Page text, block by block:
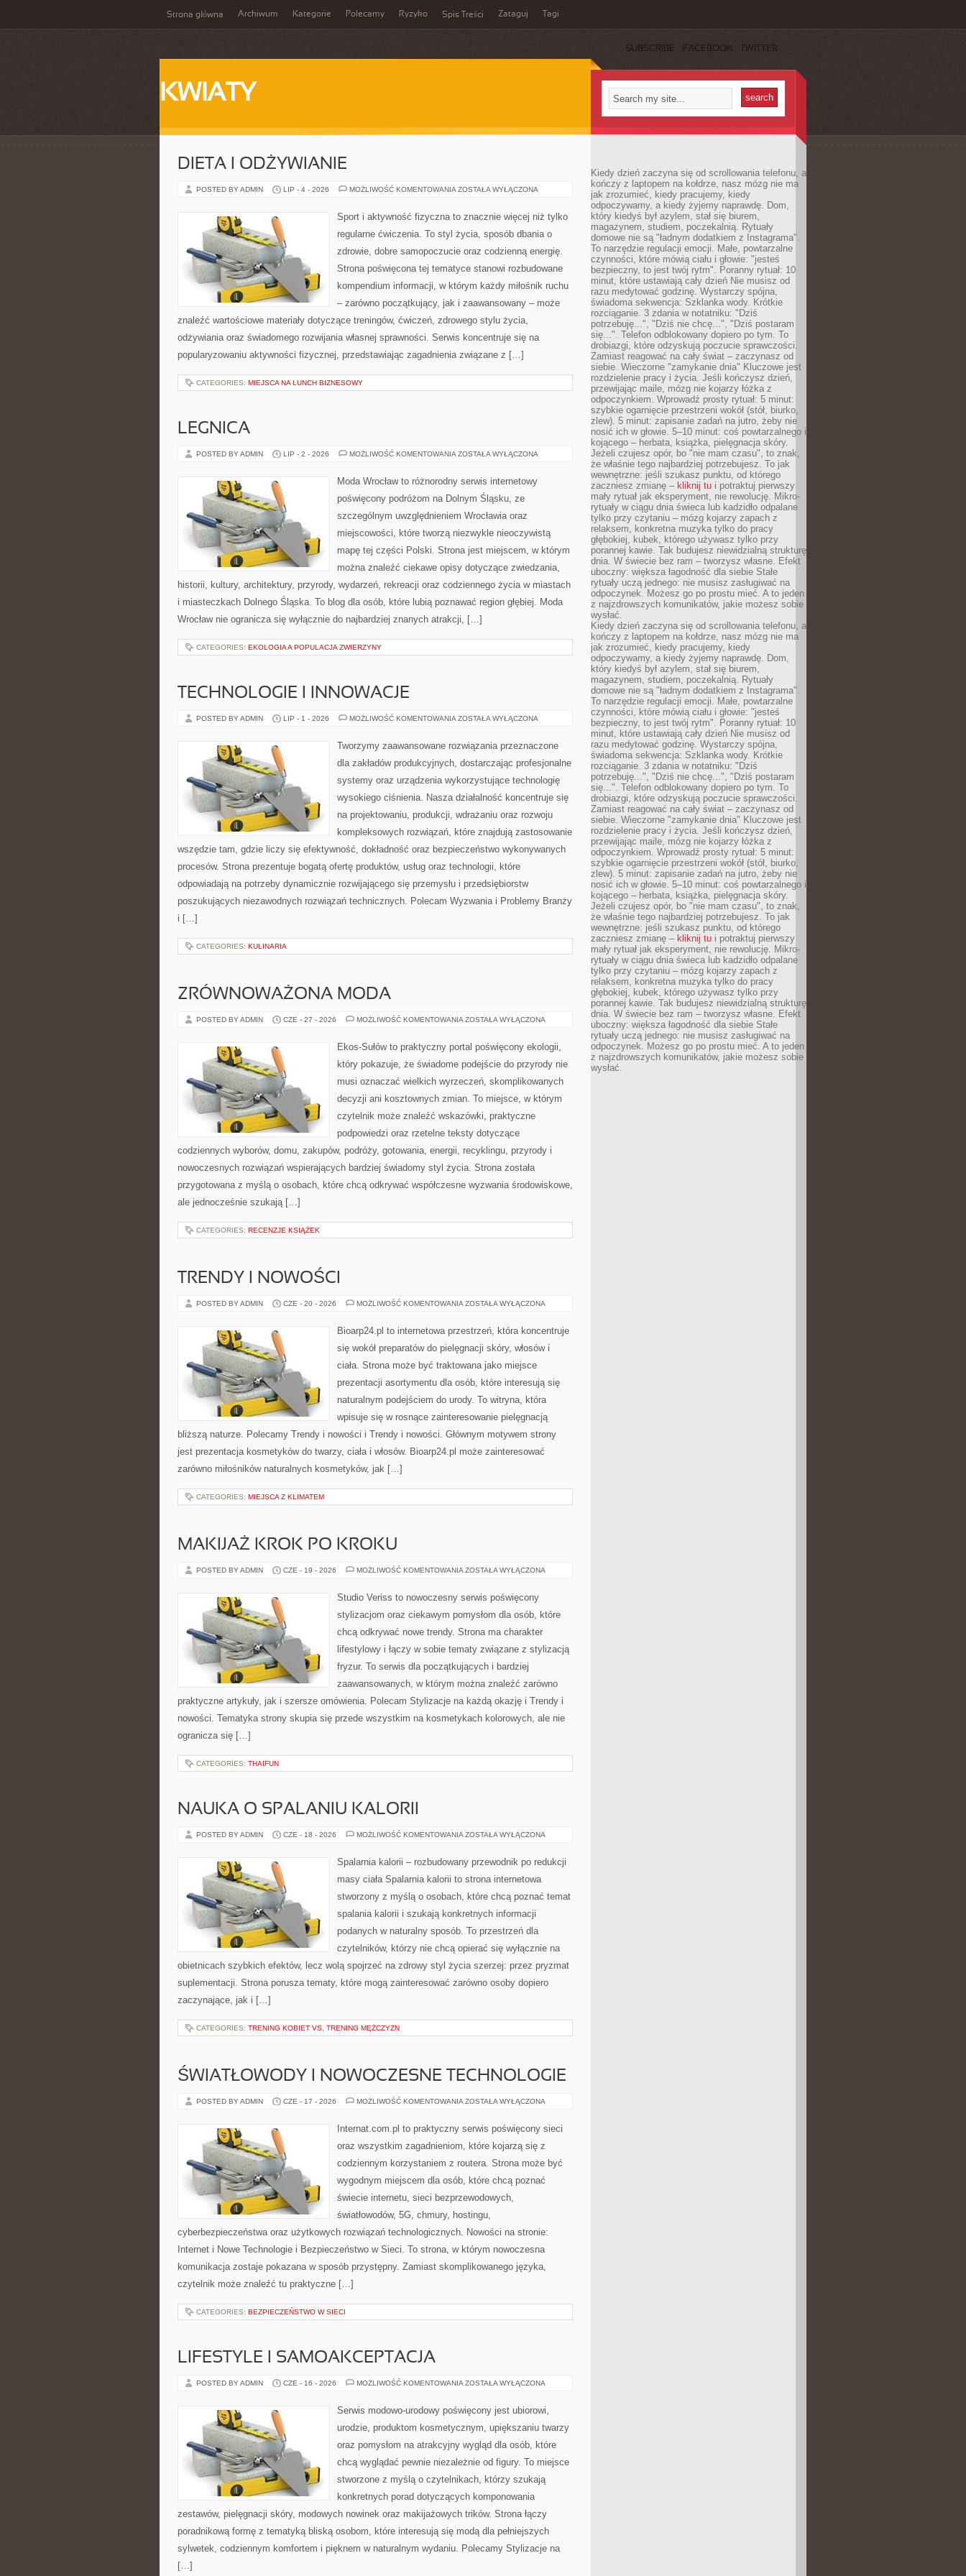
Strona główna Archiwum Kategorie Polecamy Ryzyko Spis Treści Zataguj Tagi
SUBSCRIBE FACEBOOK TWITTER
KWIATY
DIETA I ODŻYWIANIE
POSTED BY ADMIN LIP - 4 - 2026 MOŻLIWOŚĆ KOMENTOWANIA DIETA
ZOSTAŁA WYŁĄCZONA
Sport i aktywność fizyczna to znacznie więcej niż tylko
regularne ćwiczenia. To styl życia, sposób dbania o
zdrowie, dobre samopoczucie oraz codzienną energię.
Strona poświęcona tej tematyce stanowi rozbudowane
kompendium informacji, w którym każdy miłośnik ruchu
– zarówno początkujący, jak i zaawansowany – może
znaleźć wartościowe materiały dotyczące treningów, ćwiczeń, zdrowego stylu życia,
odżywiania oraz świadomego rozwijania własnej sprawności. Serwis koncentruje się na
popularyzowaniu aktywności fizycznej, przedstawiając zagadnienia związane z […]
CATEGORIES: MIEJSCA NA LUNCH BIZNESOWY
LEGNICA
POSTED BY ADMIN LIP - 2 - 2026 MOŻLIWOŚĆ KOMENTOWANIA LEGNICA
ZOSTAŁA WYŁĄCZONA
Moda Wrocław to różnorodny serwis internetowy
poświęcony podróżom na Dolnym Śląsku, ze
szczególnym uwzględnieniem Wrocławia oraz
miejscowości, które tworzą niezwykle nieoczywistą
mapę tej części Polski. Strona jest miejscem, w którym
można znaleźć ciekawe opisy dotyczące zwiedzania,
historii, kultury, architektury, przyrody, wydarzeń, rekreacji oraz codziennego życia w miastach
i miasteczkach Dolnego Śląska. To blog dla osób, które lubią poznawać region głębiej. Moda
Wrocław nie ogranicza się wyłącznie do najbardziej znanych atrakcji, […]
CATEGORIES: EKOLOGIA A POPULACJA ZWIERZYNY
TECHNOLOGIE I INNOWACJE
POSTED BY ADMIN LIP - 1 - 2026 MOŻLIWOŚĆ KOMENTOWANIA TECHNOLOGIE
ZOSTAŁA WYŁĄCZONA
Tworzymy zaawansowane rozwiązania przeznaczone
dla zakładów produkcyjnych, dostarczając profesjonalne
systemy oraz urządzenia wykorzystujące technologię
wysokiego ciśnienia. Nasza działalność koncentruje się
na projektowaniu, produkcji, wdrażaniu oraz rozwoju
kompleksowych rozwiązań, które znajdują zastosowanie
wszędzie tam, gdzie liczy się efektywność, dokładność oraz bezpieczeństwo wykonywanych
procesów. Strona prezentuje bogatą ofertę produktów, usług oraz technologii, które
odpowiadają na potrzeby dynamicznie rozwijającego się przemysłu i przedsiębiorstw
poszukujących niezawodnych rozwiązań technicznych. Polecam Wyzwania i Problemy Branży
i […]
CATEGORIES: KULINARIA
ZRÓWNOWAŻONA MODA
POSTED BY ADMIN CZE - 27 - 2026 MOŻLIWOŚĆ KOMENTOWANIA ZRÓWNOWAŻONA
ZOSTAŁA WYŁĄCZONA
Ekos-Sułów to praktyczny portal poświęcony ekologii,
który pokazuje, że świadome podejście do przyrody nie
musi oznaczać wielkich wyrzeczeń, skomplikowanych
decyzji ani kosztownych zmian. To miejsce, w którym
czytelnik może znaleźć wskazówki, praktyczne
podpowiedzi oraz rzetelne teksty dotyczące
codziennych wyborów, domu, zakupów, podróży, gotowania, energii, recyklingu, przyrody i
nowoczesnych rozwiązań wspierających bardziej świadomy styl życia. Strona została
przygotowana z myślą o osobach, które chcą odkrywać współczesne wyzwania środowiskowe,
ale jednocześnie szukają […]
CATEGORIES: RECENZJE KSIĄŻEK
TRENDY I NOWOŚCI
POSTED BY ADMIN CZE - 20 - 2026 MOŻLIWOŚĆ KOMENTOWANIA TRENDY
ZOSTAŁA WYŁĄCZONA
Bioarp24.pl to internetowa przestrzeń, która koncentruje
się wokół preparatów do pielęgnacji skóry, włosów i
ciała. Strona może być traktowana jako miejsce
prezentacji asortymentu dla osób, które interesują się
naturalnym podejściem do urody. To witryna, która
wpisuje się w rosnące zainteresowanie pielęgnacją
bliższą naturze. Polecamy Trendy i nowości i Trendy i nowości. Głównym motywem strony
jest prezentacja kosmetyków do twarzy, ciała i włosów. Bioarp24.pl może zainteresować
zarówno miłośników naturalnych kosmetyków, jak […]
CATEGORIES: MIEJSCA Z KLIMATEM
MAKIJAŻ KROK PO KROKU
POSTED BY ADMIN CZE - 19 - 2026 MOŻLIWOŚĆ KOMENTOWANIA MAKIJAŻ
KROKU
ZOSTAŁA WYŁĄCZONA
Studio Veriss to nowoczesny serwis poświęcony
stylizacjom oraz ciekawym pomysłom dla osób, które
chcą odkrywać nowe trendy. Strona ma charakter
lifestylowy i łączy w sobie tematy związane z stylizacją
fryzur. To serwis dla początkujących i bardziej
zaawansowanych, w którym można znaleźć zarówno
praktyczne artykuły, jak i szersze omówienia. Polecam Stylizacje na każdą okazję i Trendy i
nowości. Tematyka strony skupia się przede wszystkim na kosmetykach kolorowych, ale nie
ogranicza się […]
CATEGORIES: THAIFUN
NAUKA O SPALANIU KALORII
POSTED BY ADMIN CZE - 18 - 2026 MOŻLIWOŚĆ KOMENTOWANIA NAUKA
ZOSTAŁA WYŁĄCZONA
Spalarnia kalorii – rozbudowany przewodnik po redukcji
masy ciała Spalarnia kalorii to strona internetowa
stworzony z myślą o osobach, które chcą poznać temat
spalania kalorii i szukają konkretnych informacji
podanych w naturalny sposób. To przestrzeń dla
czytelników, którzy nie chcą opierać się wyłącznie na
obietnicach szybkich efektów, lecz wolą spojrzeć na zdrowy styl życia szerzej: przez pryzmat
suplementacji. Strona porusza tematy, które mogą zainteresować zarówno osoby dopiero
zaczynające, jak i […]
CATEGORIES: TRENING KOBIET VS. TRENING MĘŻCZYZN
ŚWIATŁOWODY I NOWOCZESNE TECHNOLOGIE
POSTED BY ADMIN CZE - 17 - 2026 MOŻLIWOŚĆ KOMENTOWANIA ŚWIATŁOWODY
TECHNOLOGIE
ZOSTAŁA WYŁĄCZONA
Internat.com.pl to praktyczny serwis poświęcony sieci
oraz wszystkim zagadnieniom, które kojarzą się z
codziennym korzystaniem z routera. Strona może być
wygodnym miejscem dla osób, które chcą poznać
świecie internetu, sieci bezprzewodowych,
światłowodów, 5G, chmury, hostingu,
cyberbezpieczeństwa oraz użytkowych rozwiązań technologicznych. Nowości na stronie:
Internet i Nowe Technologie i Bezpieczeństwo w Sieci. To strona, w którym nowoczesna
komunikacja zostaje pokazana w sposób przystępny. Zamiast skomplikowanego języka,
czytelnik może znaleźć tu praktyczne […]
CATEGORIES: BEZPIECZEŃSTWO W SIECI
LIFESTYLE I SAMOAKCEPTACJA
POSTED BY ADMIN CZE - 16 - 2026 MOŻLIWOŚĆ KOMENTOWANIA LIFESTYLE
ZOSTAŁA WYŁĄCZONA
Serwis modowo-urodowy poświęcony jest ubiorowi,
urodzie, produktom kosmetycznym, upiększaniu twarzy
oraz pomysłom na atrakcyjny wygląd dla osób, które
chcą wyglądać pewnie niezależnie od figury. To miejsce
stworzone z myślą o czytelnikach, którzy szukają
konkretnych porad dotyczących komponowania
zestawów, pielęgnacji skóry, modowych nowinek oraz makijażowych trików. Strona łączy
poradnikową formę z tematyką bliską osobom, które interesują się modą dla pełniejszych
sylwetek, codziennym komfortem i pięknem w naturalnym wydaniu. Polecamy Stylizacje na
[…]
Kiedy dzień zaczyna się od scrollowania telefonu, a
kończy z laptopem na kołdrze, nasz mózg nie ma
jak zrozumieć, kiedy pracujemy, kiedy
odpoczywamy, a kiedy żyjemy naprawdę. Dom,
który kiedyś był azylem, stał się biurem,
magazynem, studiem, poczekalnią. Rytuały
domowe nie są "ładnym dodatkiem z Instagrama".
To narzędzie regulacji emocji. Małe, powtarzalne
czynności, które mówią ciału i głowie: "jesteś
bezpieczny, to jest twój rytm". Poranny rytuał: 10
minut, które ustawiają cały dzień Nie musisz od
razu medytować godzinę. Wystarczy spójna,
świadoma sekwencja: Szklanka wody. Krótkie
rozciąganie. 3 zdania w notatniku: "Dziś
potrzebuję...", "Dziś nie chcę...", "Dziś postaram
się...". Telefon odblokowany dopiero po tym. To
drobiazgi, które odzyskują poczucie sprawczości.
Zamiast reagować na cały świat – zaczynasz od
siebie. Wieczorne "zamykanie dnia" Kluczowe jest
rozdzielenie pracy i życia. Jeśli kończysz dzień,
przewijając maile, mózg nie kojarzy łóżka z
odpoczynkiem. Wprowadź prosty rytuał: 5 minut:
szybkie ogarnięcie przestrzeni wokół (stół, biurko,
zlew). 5 minut: zapisanie zadań na jutro, żeby nie
nosić ich w głowie. 5–10 minut: coś powtarzalnego i
kojącego – herbata, książka, pielęgnacja skóry.
Jeżeli czujesz opór, bo "nie mam czasu", to znak,
że właśnie tego najbardziej potrzebujesz. To jak
wewnętrzne: jeśli szukasz punktu, od którego
zaczniesz zmianę – kliknij tu i potraktuj pierwszy
mały rytuał jak eksperyment, nie rewolucję. Mikro-
rytuały w ciągu dnia świeca lub kadzidło odpalane
tylko przy czytaniu – mózg kojarzy zapach z
relaksem, konkretna muzyka tylko do pracy
głębokiej, kubek, którego używasz tylko przy
porannej kawie. Tak budujesz niewidzialną strukturę
dnia. W świecie bez ram – tworzysz własne. Efekt
uboczny: większa łagodność dla siebie Stałe
rytuały uczą jednego: nie musisz zasługiwać na
odpoczynek. Możesz go po prostu mieć. A to jeden
z najzdrowszych komunikatów, jakie możesz sobie
wysłać.
Kiedy dzień zaczyna się od scrollowania telefonu, a
kończy z laptopem na kołdrze, nasz mózg nie ma
jak zrozumieć, kiedy pracujemy, kiedy
odpoczywamy, a kiedy żyjemy naprawdę. Dom,
który kiedyś był azylem, stał się biurem,
magazynem, studiem, poczekalnią. Rytuały
domowe nie są "ładnym dodatkiem z Instagrama".
To narzędzie regulacji emocji. Małe, powtarzalne
czynności, które mówią ciału i głowie: "jesteś
bezpieczny, to jest twój rytm". Poranny rytuał: 10
minut, które ustawiają cały dzień Nie musisz od
razu medytować godzinę. Wystarczy spójna,
świadoma sekwencja: Szklanka wody. Krótkie
rozciąganie. 3 zdania w notatniku: "Dziś
potrzebuję...", "Dziś nie chcę...", "Dziś postaram
się...". Telefon odblokowany dopiero po tym. To
drobiazgi, które odzyskują poczucie sprawczości.
Zamiast reagować na cały świat – zaczynasz od
siebie. Wieczorne "zamykanie dnia" Kluczowe jest
rozdzielenie pracy i życia. Jeśli kończysz dzień,
przewijając maile, mózg nie kojarzy łóżka z
odpoczynkiem. Wprowadź prosty rytuał: 5 minut:
szybkie ogarnięcie przestrzeni wokół (stół, biurko,
zlew). 5 minut: zapisanie zadań na jutro, żeby nie
nosić ich w głowie. 5–10 minut: coś powtarzalnego i
kojącego – herbata, książka, pielęgnacja skóry.
Jeżeli czujesz opór, bo "nie mam czasu", to znak,
że właśnie tego najbardziej potrzebujesz. To jak
wewnętrzne: jeśli szukasz punktu, od którego
zaczniesz zmianę – kliknij tu i potraktuj pierwszy
mały rytuał jak eksperyment, nie rewolucję. Mikro-
rytuały w ciągu dnia świeca lub kadzidło odpalane
tylko przy czytaniu – mózg kojarzy zapach z
relaksem, konkretna muzyka tylko do pracy
głębokiej, kubek, którego używasz tylko przy
porannej kawie. Tak budujesz niewidzialną strukturę
dnia. W świecie bez ram – tworzysz własne. Efekt
uboczny: większa łagodność dla siebie Stałe
rytuały uczą jednego: nie musisz zasługiwać na
odpoczynek. Możesz go po prostu mieć. A to jeden
z najzdrowszych komunikatów, jakie możesz sobie
wysłać.